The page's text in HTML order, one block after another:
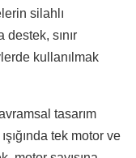
silahlı
sınır
kullanılmak
tasarım
tek motor ve